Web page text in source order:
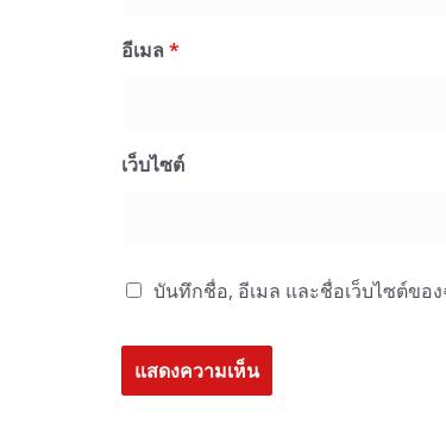
อีเมล *
เว็บไซต์
บันทึกชื่อ, อีเมล และชื่อเว็บไซต์ขอ